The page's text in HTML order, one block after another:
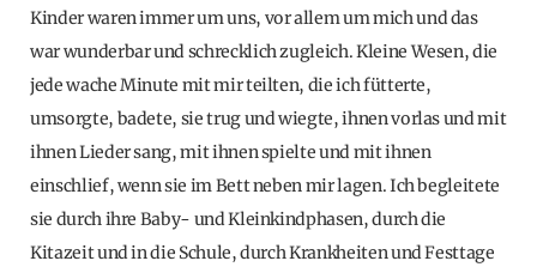
Kinder waren immer um uns, vor allem um mich und das
war wunderbar und schrecklich zugleich. Kleine Wesen, die
jede wache Minute mit mir teilten, die ich fütterte,
umsorgte, badete, sie trug und wiegte, ihnen vorlas und mit
ihnen Lieder sang, mit ihnen spielte und mit ihnen
einschlief, wenn sie im Bett neben mir lagen. Ich begleitete
sie durch ihre Baby- und Kleinkindphasen, durch die
Kitazeit und in die Schule, durch Krankheiten und Festtage